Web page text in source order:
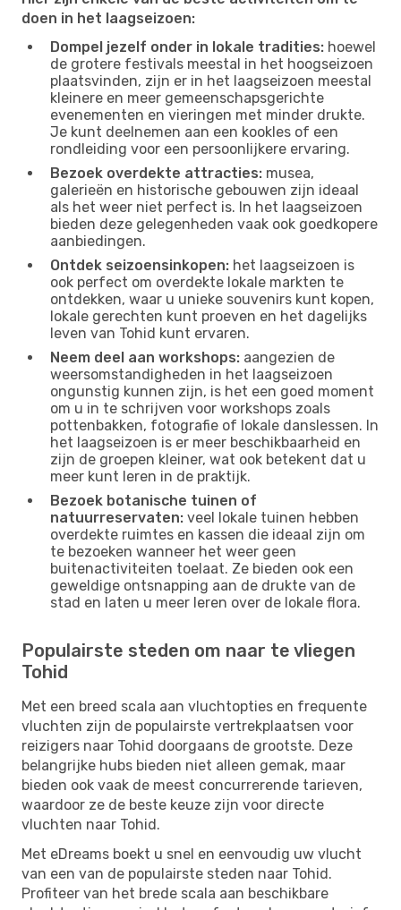
doen in het laagseizoen:
Dompel jezelf onder in lokale tradities: hoewel
de grotere festivals meestal in het hoogseizoen
plaatsvinden, zijn er in het laagseizoen meestal
kleinere en meer gemeenschapsgerichte
evenementen en vieringen met minder drukte.
Je kunt deelnemen aan een kookles of een
rondleiding voor een persoonlijkere ervaring.
Bezoek overdekte attracties: musea,
galerieën en historische gebouwen zijn ideaal
als het weer niet perfect is. In het laagseizoen
bieden deze gelegenheden vaak ook goedkopere
aanbiedingen.
Ontdek seizoensinkopen: het laagseizoen is
ook perfect om overdekte lokale markten te
ontdekken, waar u unieke souvenirs kunt kopen,
lokale gerechten kunt proeven en het dagelijks
leven van Tohid kunt ervaren.
Neem deel aan workshops: aangezien de
weersomstandigheden in het laagseizoen
ongunstig kunnen zijn, is het een goed moment
om u in te schrijven voor workshops zoals
pottenbakken, fotografie of lokale danslessen. In
het laagseizoen is er meer beschikbaarheid en
zijn de groepen kleiner, wat ook betekent dat u
meer kunt leren in de praktijk.
Bezoek botanische tuinen of
natuurreservaten: veel lokale tuinen hebben
overdekte ruimtes en kassen die ideaal zijn om
te bezoeken wanneer het weer geen
buitenactiviteiten toelaat. Ze bieden ook een
geweldige ontsnapping aan de drukte van de
stad en laten u meer leren over de lokale flora.
Populairste steden om naar te vliegen
Tohid
Met een breed scala aan vluchtopties en frequente
vluchten zijn de populairste vertrekplaatsen voor
reizigers naar Tohid doorgaans de grootste. Deze
belangrijke hubs bieden niet alleen gemak, maar
bieden ook vaak de meest concurrerende tarieven,
waardoor ze de beste keuze zijn voor directe
vluchten naar Tohid.
Met eDreams boekt u snel en eenvoudig uw vlucht
van een van de populairste steden naar Tohid.
Profiteer van het brede scala aan beschikbare